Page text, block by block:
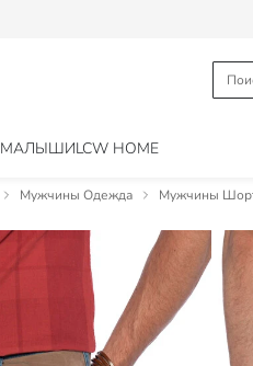
МАЛЫШИLCW HOME
Мужчины Одежда Мужчины